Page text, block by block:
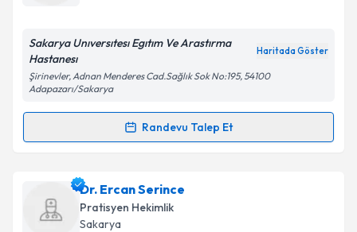
Kişisel verilerimin işlenmesine ilişkin
Metni'ni okudum ve kişisel verilerimin belirtilen
kapsamda işlenmesini kabul ediyorum.
Sakarya Unıversıtesı Egıtım Ve Arastırma
Hastanesı
Haritada Göster
Şirinevler, Adnan Menderes Cad.Sağlık Sok No:195, 54100
Adapazarı/Sakarya
Randevu Talep Et
Randevu Takvimi Talebi
Dr. Ercan Günençiçin randevu takvimi talebi
oluşturun. Size bu uzmandan randevu almanız için bir
takvim hazırlandığında e-posta ile bilgilendireceğiz.
Dr. Ercan Serince
Pratisyen Hekimlik
Sakarya